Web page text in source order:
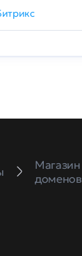
Магазин
доменов